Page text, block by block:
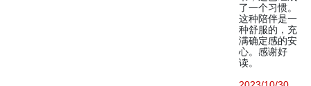
了一个习惯。
这种陪伴是一
种舒服的，充
满确定感的安
心。感谢好
读。